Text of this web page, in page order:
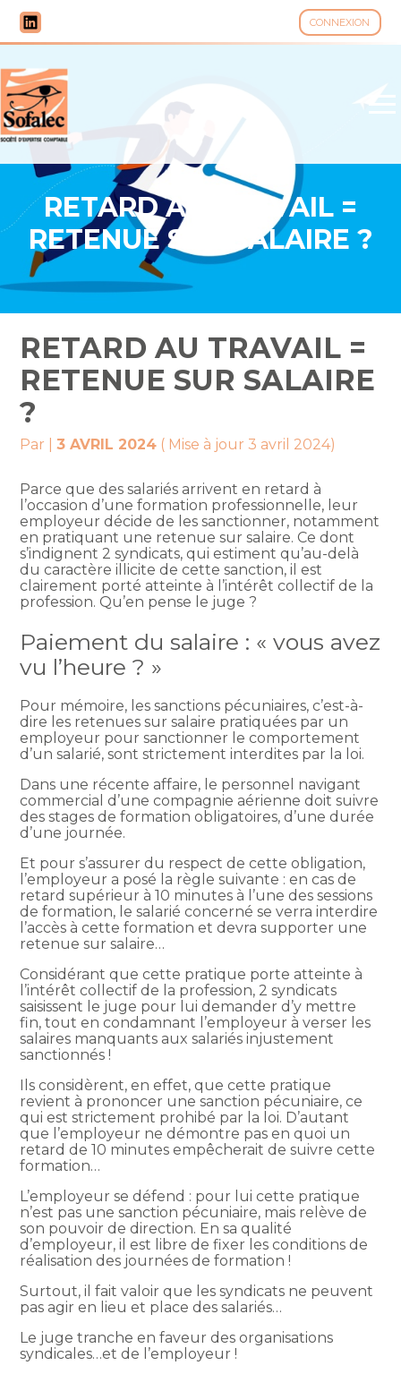
CONNEXION
Aller
au
contenu
RETARD AU TRAVAIL =
RETENUE SUR SALAIRE ?
RETARD AU TRAVAIL =
RETENUE SUR SALAIRE
?
Par |3 AVRIL 2024 ( Mise à jour 3 avril 2024)
Parce que des salariés arrivent en retard à
l’occasion d’une formation professionnelle, leur
employeur décide de les sanctionner, notamment
en pratiquant une retenue sur salaire. Ce dont
s’indignent 2 syndicats, qui estiment qu’au-delà
du caractère illicite de cette sanction, il est
clairement porté atteinte à l’intérêt collectif de la
profession. Qu’en pense le juge ?
Paiement du salaire : « vous avez
vu l’heure ? »
Pour mémoire, les sanctions pécuniaires, c’est-à-
dire les retenues sur salaire pratiquées par un
employeur pour sanctionner le comportement
d’un salarié, sont strictement interdites par la loi.
Dans une récente affaire, le personnel navigant
commercial d’une compagnie aérienne doit suivre
des stages de formation obligatoires, d’une durée
d’une journée.
Et pour s’assurer du respect de cette obligation,
l’employeur a posé la règle suivante : en cas de
retard supérieur à 10 minutes à l’une des sessions
de formation, le salarié concerné se verra interdire
l’accès à cette formation et devra supporter une
retenue sur salaire…
Considérant que cette pratique porte atteinte à
l’intérêt collectif de la profession, 2 syndicats
saisissent le juge pour lui demander d’y mettre
fin, tout en condamnant l’employeur à verser les
salaires manquants aux salariés injustement
sanctionnés !
Ils considèrent, en effet, que cette pratique
revient à prononcer une sanction pécuniaire, ce
qui est strictement prohibé par la loi. D’autant
que l’employeur ne démontre pas en quoi un
retard de 10 minutes empêcherait de suivre cette
formation…
L’employeur se défend : pour lui cette pratique
n’est pas une sanction pécuniaire, mais relève de
son pouvoir de direction. En sa qualité
d’employeur, il est libre de fixer les conditions de
réalisation des journées de formation !
Surtout, il fait valoir que les syndicats ne peuvent
pas agir en lieu et place des salariés…
Le juge tranche en faveur des organisations
syndicales…et de l’employeur !